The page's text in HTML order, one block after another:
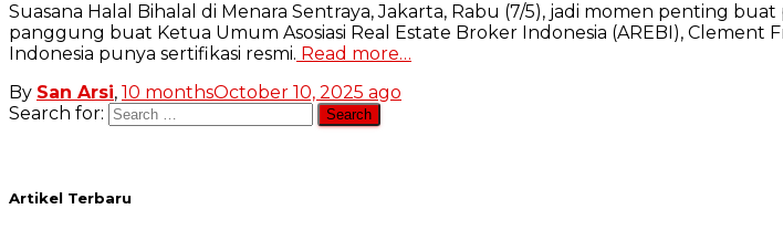
Suasana Halal Bihalal di Menara Sentraya, Jakarta, Rabu (7/5), jadi momen penting
panggung buat Ketua Umum Asosiasi Real Estate Broker Indonesia (AREBI), Clement
Indonesia punya sertifikasi resmi. Read more…
By San Arsi, 10 monthsOctober 10, 2025 ago
Search for:
Artikel Terbaru